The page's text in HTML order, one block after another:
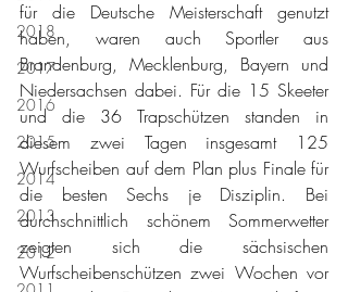
2018
2017
2016
2015
2014
2013
2012
für die Deutsche Meisterschaft genutzt
haben, waren auch Sportler aus
Brandenburg, Mecklenburg, Bayern und
Niedersachsen dabei. Für die 15 Skeeter
und die 36 Trapschützen standen in
diesem zwei Tagen insgesamt 125
Wurfscheiben auf dem Plan plus Finale für
die besten Sechs je Disziplin. Bei
durchschnittlich schönem Sommerwetter
zeigten sich die sächsischen
Wurfscheibenschützen zwei Wochen vor